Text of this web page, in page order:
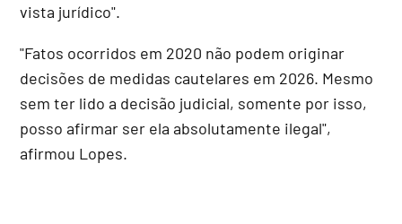
vista jurídico".
"Fatos ocorridos em 2020 não podem originar
decisões de medidas cautelares em 2026. Mesmo
sem ter lido a decisão judicial, somente por isso,
posso afirmar ser ela absolutamente ilegal",
afirmou Lopes.